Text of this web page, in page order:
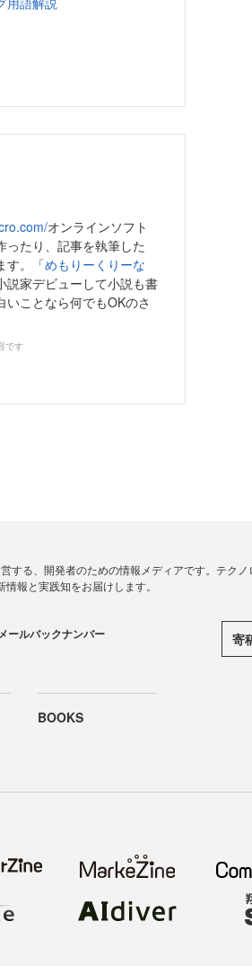
オンラインソフト
ったり、記事を執筆した
す。「めもりーくりーな
説家デビューして小説も書
いことなら何でもOKのさ
です
する、開発者のための情報メディアです。テク
報と実践知をお届けします。
ールバックナンバー 寄
BOOKS